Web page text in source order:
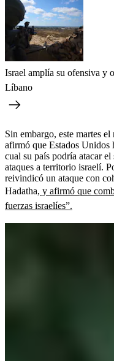
Israel amplía su ofensiva y
Líbano
Sin embargo, este martes
afirmó que Estados Unidos
cual su país podría atacar
ataques a territorio israelí.
reivindicó un ataque con
Hadatha, y afirmó que
fuerzas israelíes”.